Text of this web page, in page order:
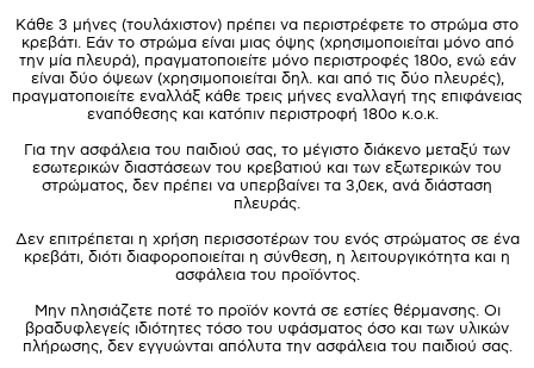
Κάθε 3 μήνες (τουλάχιστον) πρέπει να περιστρέφετε το στρώμα στο
κρεβάτι. Εάν το στρώμα είναι μιας όψης (χρησιμοποιείται μόνο από
την μία πλευρά), πραγματοποιείτε μόνο περιστροφές 180ο, ενώ εάν
είναι δύο όψεων (χρησιμοποιείται δηλ. και από τις δύο πλευρές),
πραγματοποιείτε εναλλάξ κάθε τρεις μήνες εναλλαγή της επιφάνειας
εναπόθεσης και κατόπιν περιστροφή 180ο κ.ο.κ.
Για την ασφάλεια του παιδιού σας, το μέγιστο διάκενο μεταξύ των
εσωτερικών διαστάσεων του κρεβατιού και των εξωτερικών του
στρώματος, δεν πρέπει να υπερβαίνει τα 3,0εκ, ανά διάσταση
πλευράς.
Δεν επιτρέπεται η χρήση περισσοτέρων του ενός στρώματος σε ένα
κρεβάτι, διότι διαφοροποιείται η σύνθεση, η λειτουργικότητα και η
ασφάλεια του προϊόντος.
Μην πλησιάζετε ποτέ το προϊόν κοντά σε εστίες θέρμανσης. Οι
βραδυφλεγείς ιδιότητες τόσο του υφάσματος όσο και των υλικών
πλήρωσης, δεν εγγυώνται απόλυτα την ασφάλεια του παιδιού σας.